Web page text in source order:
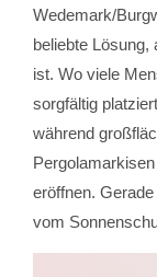
Wedemark/
beliebte
ist. Wo viele
sorgfältig
während
eröffnen.
vom